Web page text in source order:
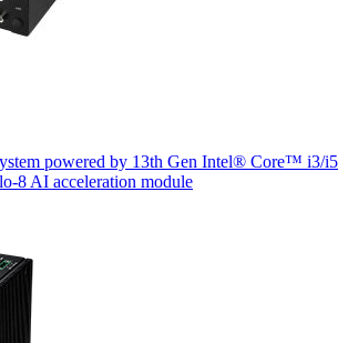
powered by 13th Gen Intel® Core™ i3/i5
8 AI acceleration module